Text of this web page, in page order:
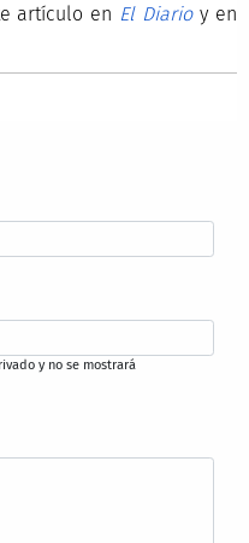
artículo en El Diarioy en
y no se mostrará